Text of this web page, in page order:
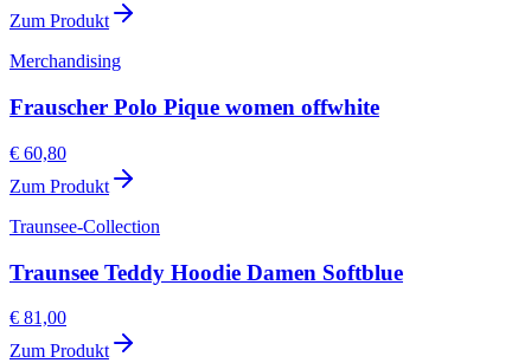
Zum Produkt
Merchandising
Frauscher Polo Pique women offwhite
€ 60,80
Zum Produkt
Traunsee-Collection
Traunsee Teddy Hoodie Damen Softblue
€ 81,00
Zum Produkt